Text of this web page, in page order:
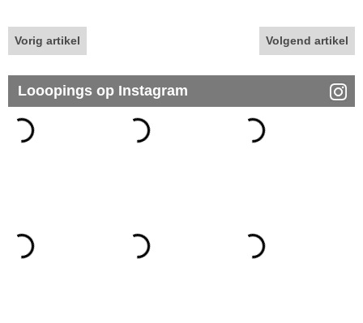
Vorig artikel Volgend artikel
Looopings op Instagram